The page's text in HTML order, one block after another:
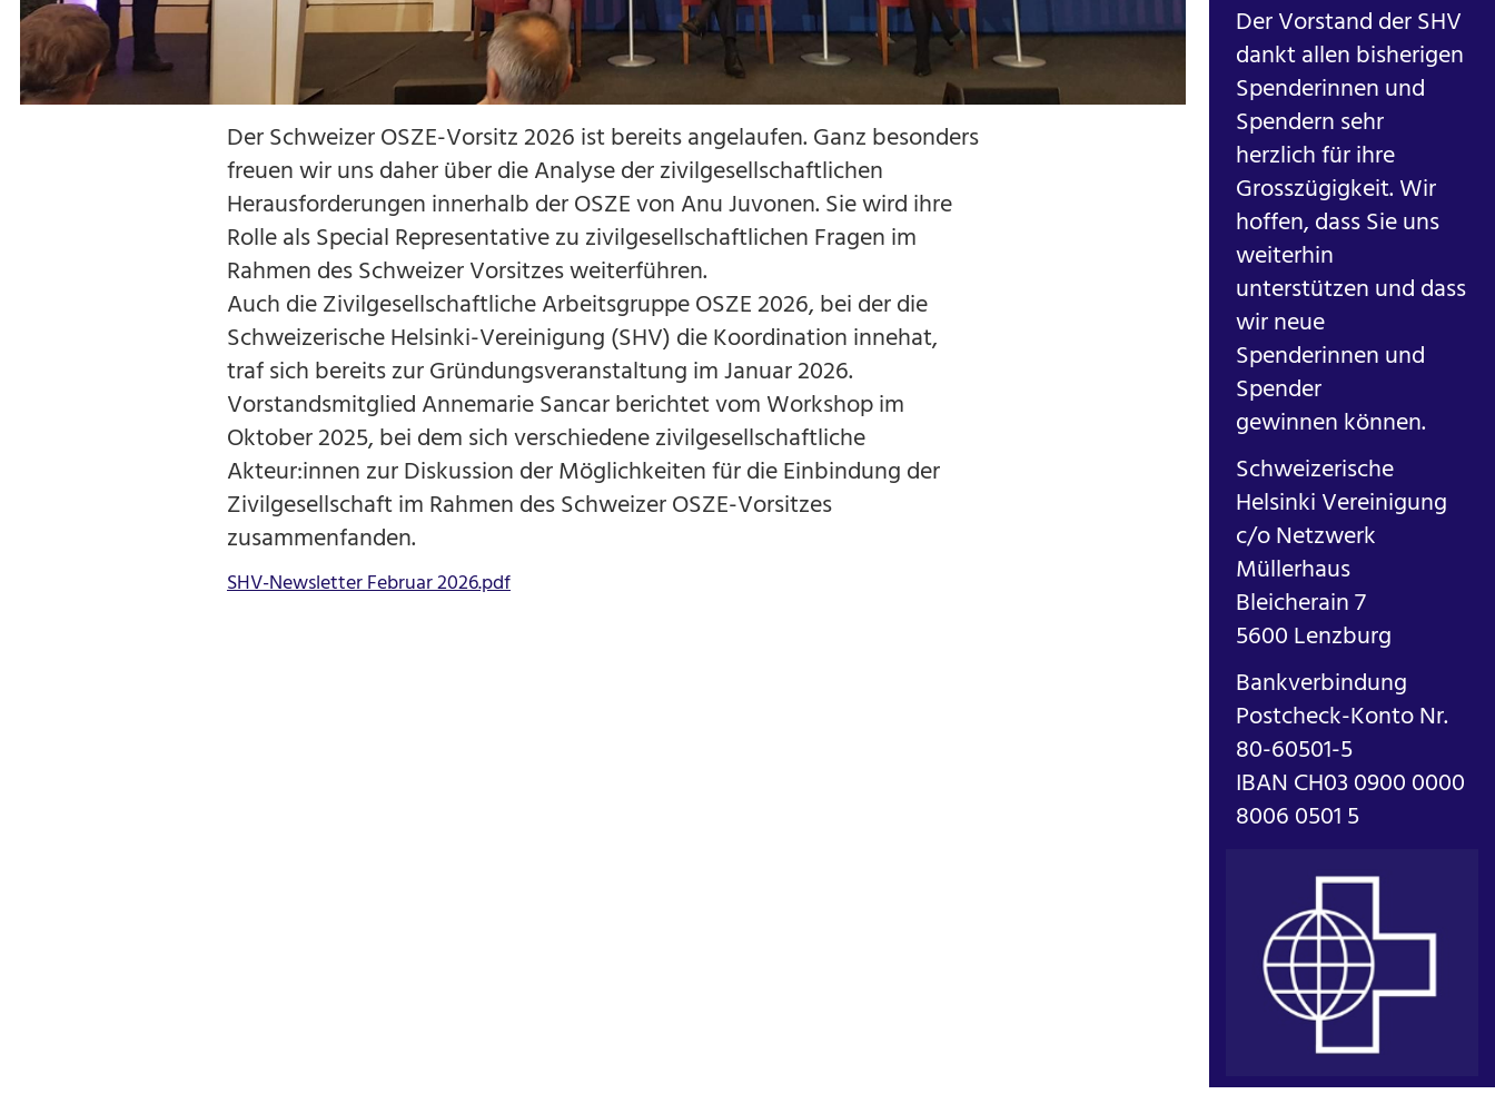
Der Schweizer OSZE-Vorsitz 2026 ist bereits angelaufen. Ganz besonders
freuen wir uns daher über die Analyse der zivilgesellschaftlichen
Herausforderungen innerhalb der OSZE von Anu Juvonen. Sie wird ihre
Rolle als Special Representative zu zivilgesellschaftlichen Fragen im
Rahmen des Schweizer Vorsitzes weiterführen.
Auch die Zivilgesellschaftliche Arbeitsgruppe OSZE 2026, bei der die
Schweizerische Helsinki-Vereinigung (SHV) die Koordination innehat,
traf sich bereits zur Gründungsveranstaltung im Januar 2026.
Vorstandsmitglied Annemarie Sancar berichtet vom Workshop im
Oktober 2025, bei dem sich verschiedene zivilgesellschaftliche
Akteur:innen zur Diskussion der Möglichkeiten für die Einbindung der
Zivilgesellschaft im Rahmen des Schweizer OSZE-Vorsitzes
zusammenfanden.
SHV-Newsletter Februar 2026.pdf
Der Vorstand der SHV
dankt allen bisherigen
Spenderinnen und
Spendern sehr
herzlich für ihre
Grosszügigkeit. Wir
hoffen, dass Sie uns
weiterhin
unterstützen und dass
wir neue
Spenderinnen und
Spender
gewinnen können.
Schweizerische
Helsinki Vereinigung
c/o Netzwerk
Müllerhaus
Bleicherain 7
5600 Lenzburg
Bankverbindung
Postcheck-Konto Nr.
80-60501-5
IBAN CH03 0900 0000
8006 0501 5